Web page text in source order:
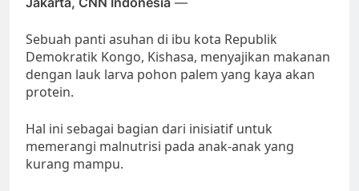
Sebuah panti asuhan di ibu kota Republik
Demokratik Kongo, Kishasa, menyajikan makanan
dengan lauk larva pohon palem yang kaya akan
protein.
Hal ini sebagai bagian dari inisiatif untuk
memerangi malnutrisi pada anak-anak yang
kurang mampu.